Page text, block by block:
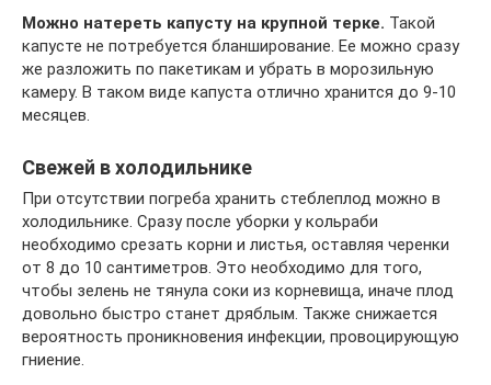
Можно натереть капусту на крупной терке. Такой
капусте не потребуется бланширование. Ее можно сразу
же разложить по пакетикам и убрать в морозильную
камеру. В таком виде капуста отлично хранится до 9-10
месяцев.
Свежей в холодильнике
При отсутствии погреба хранить стеблеплод можно в
холодильнике. Сразу после уборки у кольраби
необходимо срезать корни и листья, оставляя черенки
от 8 до 10 сантиметров. Это необходимо для того,
чтобы зелень не тянула соки из корневища, иначе плод
довольно быстро станет дряблым. Также снижается
вероятность проникновения инфекции, провоцирующую
гниение.